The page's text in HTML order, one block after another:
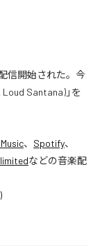
信開始された。今
Santana)」を
、 Spotify、
などの音楽配